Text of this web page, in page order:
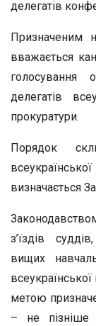
делегатів
Призначеним
вважається
голосування
делегатів
прокуратури.
Порядок
визначається
з’їздів
вищих
метою
– не пізніше